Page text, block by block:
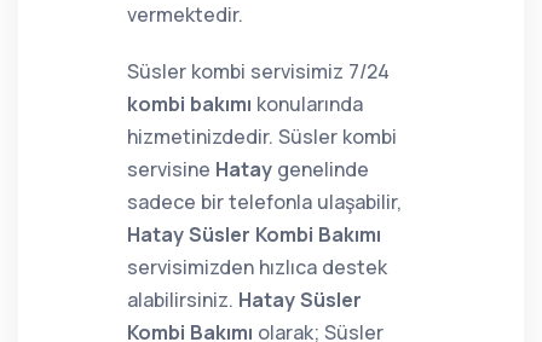
vermektedir.
Süsler kombi servisimiz 7/24
kombi bakımı konularında
hizmetinizdedir. Süsler kombi
servisine Hatay genelinde
sadece bir telefonla ulaşabilir,
Hatay Süsler Kombi Bakımı
servisimizden hızlıca destek
alabilirsiniz. Hatay Süsler
Kombi Bakımı olarak; Süsler